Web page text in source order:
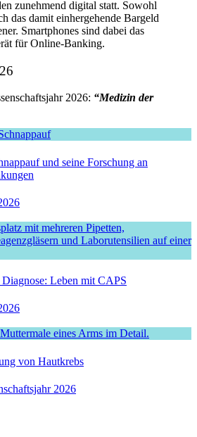
zunehmend digital statt. Sowohl
das damit einhergehende Bargeld
Smartphones sind dabei das
für Online-Banking.
2026: “Medizin der
und seine Forschung an
Leben mit CAPS
von Hautkrebs
2026